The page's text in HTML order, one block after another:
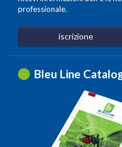
professionale.
iscrizione
Bleu Line